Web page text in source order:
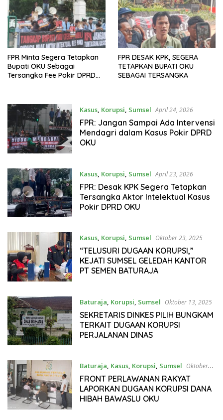
FPR Minta Segera Tetapkan
Bupati OKU Sebagai
Tersangka Fee Pokir DPRD
FPR DESAK KPK, SEGERA
TETAPKAN BUPATI OKU
SEBAGAI TERSANGKA
Kasus, Korupsi, Sumsel April 24, 2026
FPR: Jangan Sampai Ada Intervensi
Mendagri dalam Kasus Pokir DPRD
OKU
Kasus, Korupsi, Sumsel April 23, 2026
FPR: Desak KPK Segera Tetapkan
Tersangka Aktor Intelektual Kasus
Pokir DPRD OKU
Kasus, Korupsi, Sumsel Oktober 23, 2025
“TELUSURI DUGAAN KORUPSI,”
KEJATI SUMSEL GELEDAH KANTOR
PT SEMEN BATURAJA
Baturaja, Korupsi, Sumsel Oktober 13, 2025
SEKRETARIS DINKES PILIH BUNGKAM
TERKAIT DUGAAN KORUPSI
PERJALANAN DINAS
Baturaja, Kasus, Korupsi, Sumsel Oktober
10, 2025
FRONT PERLAWANAN RAKYAT
LAPORKAN DUGAAN KORUPSI DANA
HIBAH BAWASLU OKU